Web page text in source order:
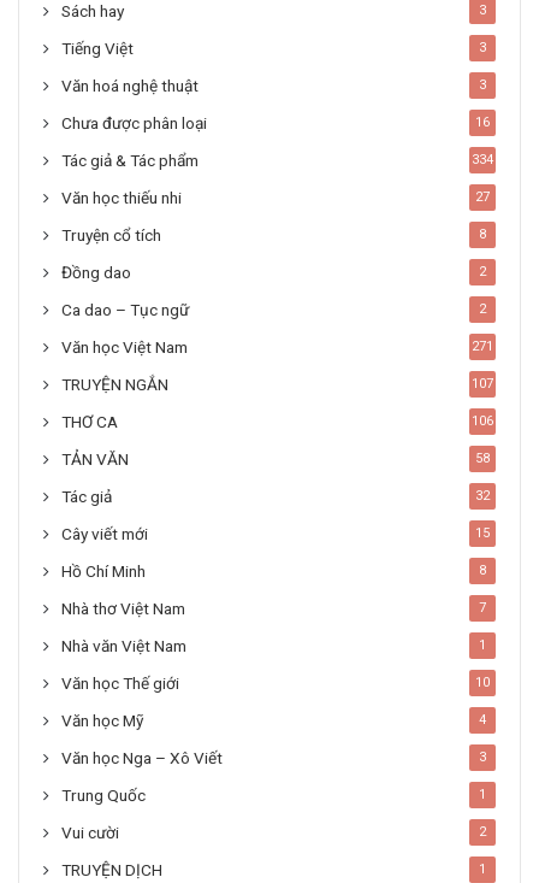
Sách hay 3
Tiếng Việt 3
Văn hoá nghệ thuật 3
Chưa được phân loại 16
Tác giả & Tác phẩm 334
Văn học thiếu nhi 27
Truyện cổ tích 8
Đồng dao 2
Ca dao – Tục ngữ 2
Văn học Việt Nam 271
TRUYỆN NGẮN 107
THƠ CA 106
TẢN VĂN 58
Tác giả 32
Cây viết mới 15
Hồ Chí Minh 8
Nhà thơ Việt Nam 7
Nhà văn Việt Nam 1
Văn học Thế giới 10
Văn học Mỹ 4
Văn học Nga – Xô Viết 3
Trung Quốc 1
Vui cười 2
TRUYỆN DỊCH 1